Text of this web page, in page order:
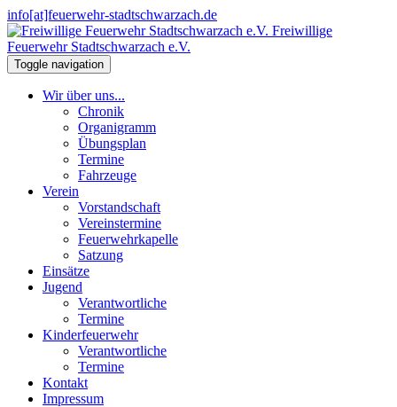
info[at]feuerwehr-stadtschwarzach.de
Freiwillige
Feuerwehr Stadtschwarzach e.V.
Toggle navigation
Wir über uns...
Chronik
Organigramm
Übungsplan
Termine
Fahrzeuge
Verein
Vorstandschaft
Vereinstermine
Feuerwehrkapelle
Satzung
Einsätze
Jugend
Verantwortliche
Termine
Kinderfeuerwehr
Verantwortliche
Termine
Kontakt
Impressum